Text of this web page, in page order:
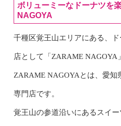
ボリューミーなドーナツを
NAGOYA
千種区覚王山エリアにある、
店として「ZARAME NAGOYA
ZARAME NAGOYAとは、愛知
専門店です。
覚王山の参道沿いにあるスイ